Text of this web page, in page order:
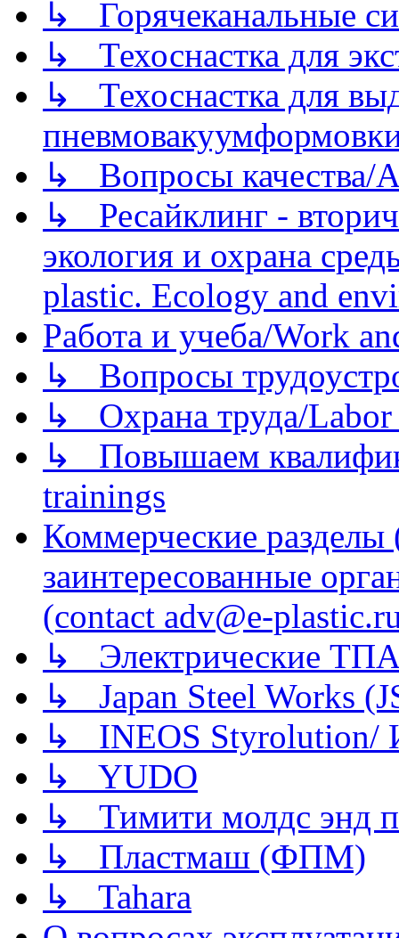
↳ Горячеканальные
↳ Техоснастка для
↳ Техоснастка для
↳ Вопросы качества/
↳ Ресайклинг -
экология и охрана
plastic. Ecology and
Работа и учеба/Work
↳ Вопросы
↳ Охрана труда/Labor
↳ Повышаем
trainings
Коммерческие
заинтересованные
(contact adv@e-
↳ Электрические
↳ Japan Steel Works
↳ INEOS
↳ YUDO
↳ Тимити молдс энд
↳ Пластмаш (ФПМ)
↳ Tahara